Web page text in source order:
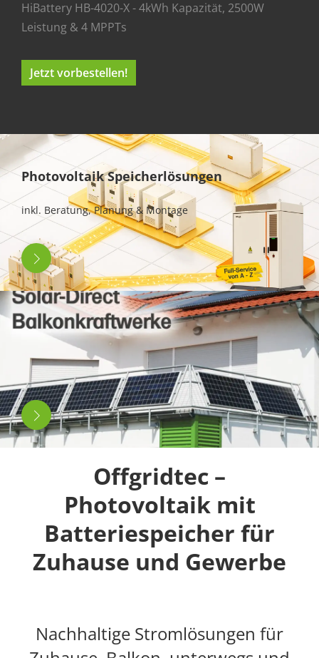
Photovoltaik Speicherlösungen
inkl. Beratung, Planung & Montage
HiBattery HB-4020-X - 4kWh Kapazität, 2500W
Leistung & 4 MPPTs
Jetzt vorbestellen!
Offgridtec –
Photovoltaik mit
Batteriespeicher für
Zuhause und Gewerbe
Nachhaltige Stromlösungen für